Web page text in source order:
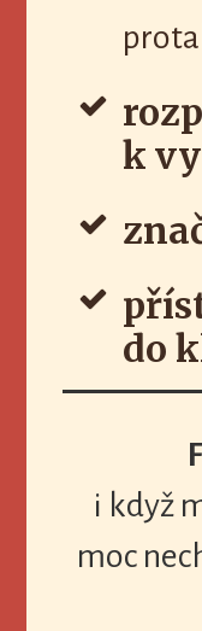
k
do
i když
moc